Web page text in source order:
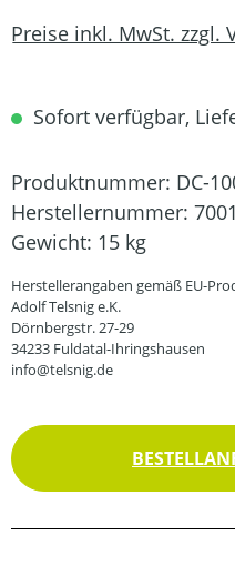
Preise inkl. MwSt. zzgl.
Sofort verfügbar,
Produktnummer: DC-
Herstellernummer:
Gewicht: 15 kg
Herstellerangaben gemäß EU-
Adolf Telsnig e.K.
Dörnbergstr. 27-29
34233 Fuldatal-Ihringshausen
info@telsnig.de